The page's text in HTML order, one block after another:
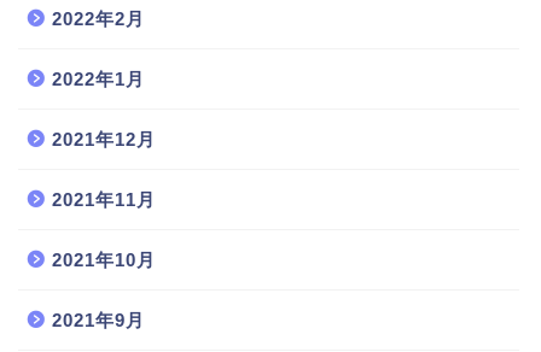
2022年2月
2022年1月
2021年12月
2021年11月
2021年10月
2021年9月